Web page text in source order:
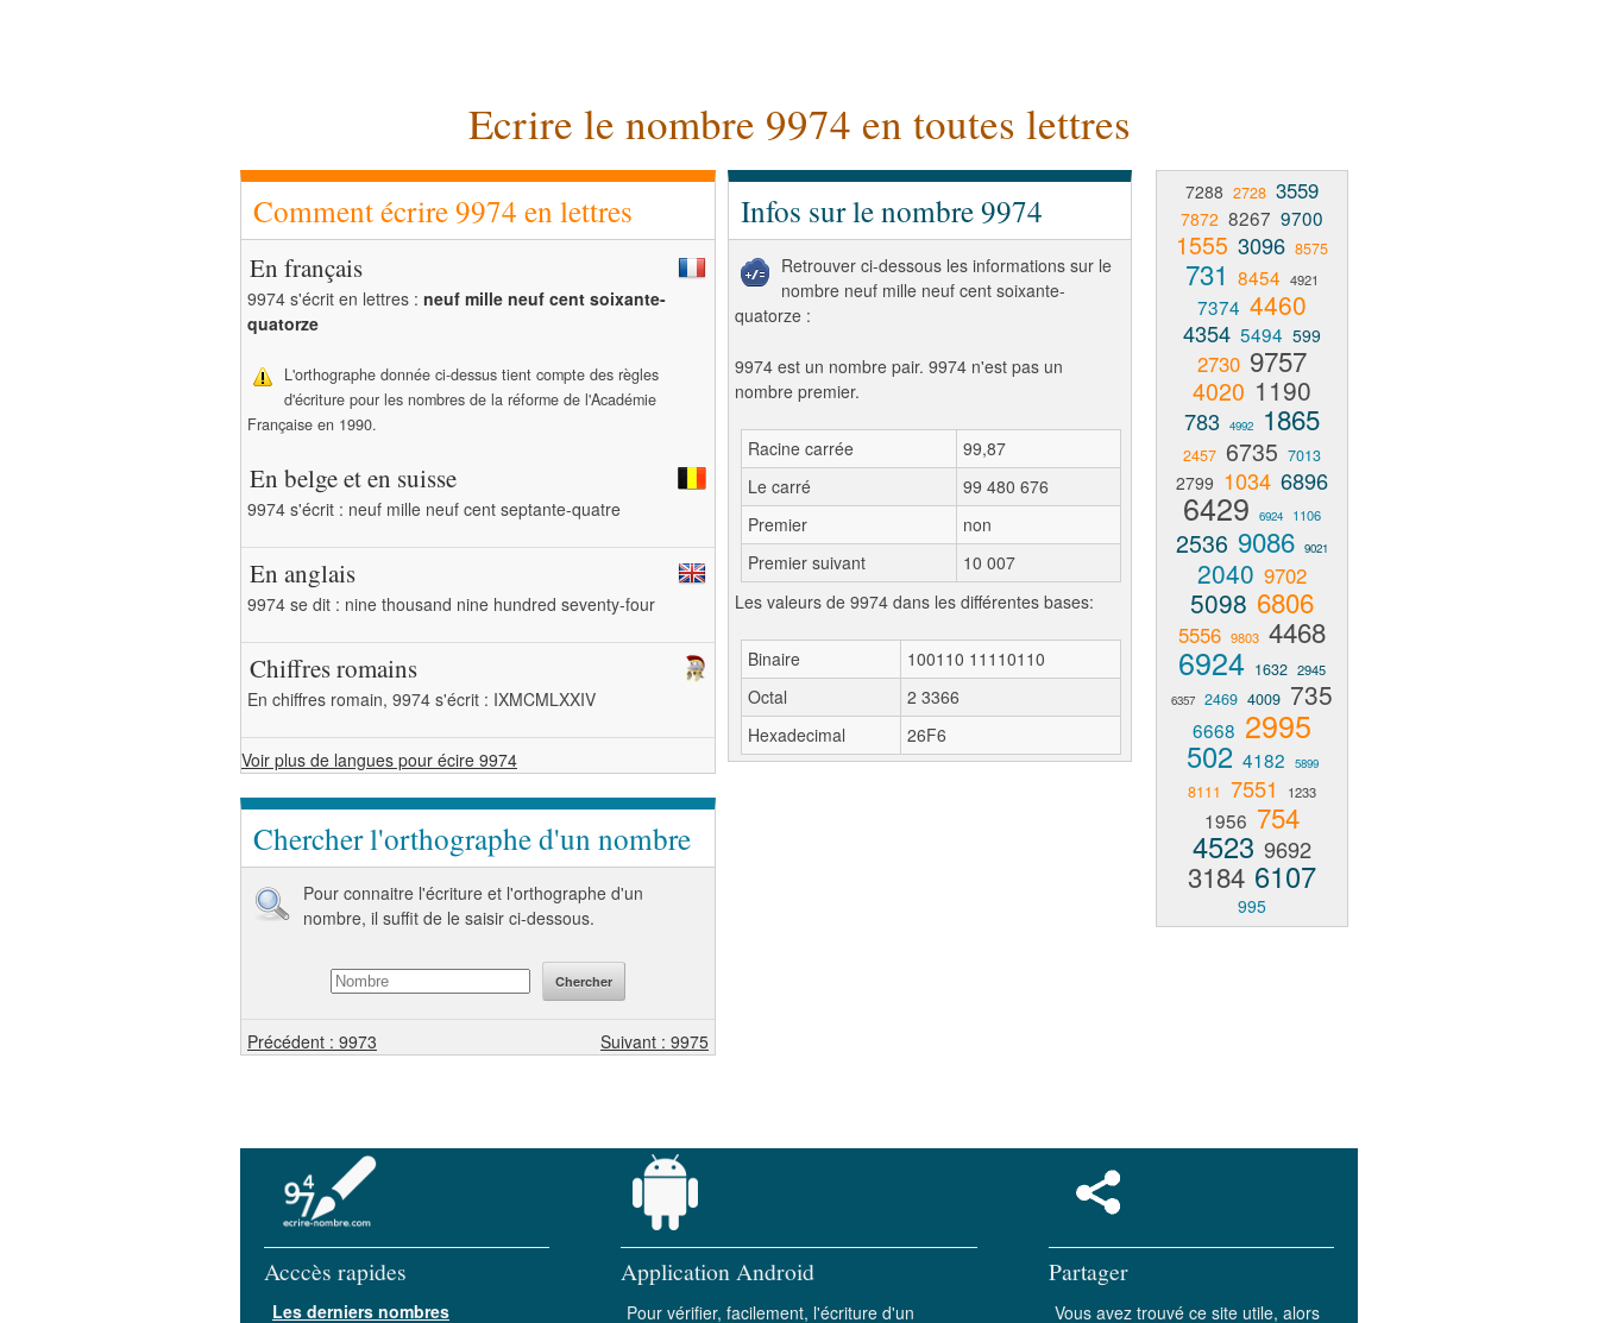
Ecrire le nombre 9974 en toutes lettres
Comment écrire 9974 en lettres
En français
9974 s'écrit en lettres : neuf mille neuf cent soixante-
quatorze
L'orthographe donnée ci-dessus tient compte des règles
d'écriture pour les nombres de la réforme de l'Académie
Française en 1990.
En belge et en suisse
9974 s'écrit : neuf mille neuf cent septante-quatre
En anglais
9974 se dit : nine thousand nine hundred seventy-four
Chiffres romains
En chiffres romain, 9974 s'écrit : IXMCMLXXIV
Voir plus de langues pour écire 9974
Chercher l'orthographe d'un nombre
Pour connaitre l'écriture et l'orthographe d'un
nombre, il suffit de le saisir ci-dessous.
Précédent : 9973 Suivant : 9975
Infos sur le nombre 9974
Retrouver ci-dessous les informations sur le
nombre neuf mille neuf cent soixante-
quatorze :
9974 est un nombre pair. 9974 n'est pas un
nombre premier.
Racine carrée
99,87
Le carré
99 480 676
Premier
non
Premier suivant
10 007
Les valeurs de 9974 dans les différentes bases:
Binaire
100110 11110110
Octal
2 3366
Hexadecimal
26F6
7288 2728 3559
7872 8267 9700
1555 3096 8575
731 8454 4921
7374 4460
4354 5494 599
2730 9757
4020 1190
783 4992 1865
2457 6735 7013
2799 1034 6896
6429 6924 1106
2536 9086 9021
2040 9702
5098 6806
5556 9803 4468
6924 1632 2945
6357 2469 4009 735
6668 2995
502 4182 5899
8111 7551 1233
1956 754
4523 9692
3184 6107
995
Acccès rapides
Les derniers nombres
Application Android
Pour vérifier, facilement, l'écriture d'un
Partager
Vous avez trouvé ce site utile, alors